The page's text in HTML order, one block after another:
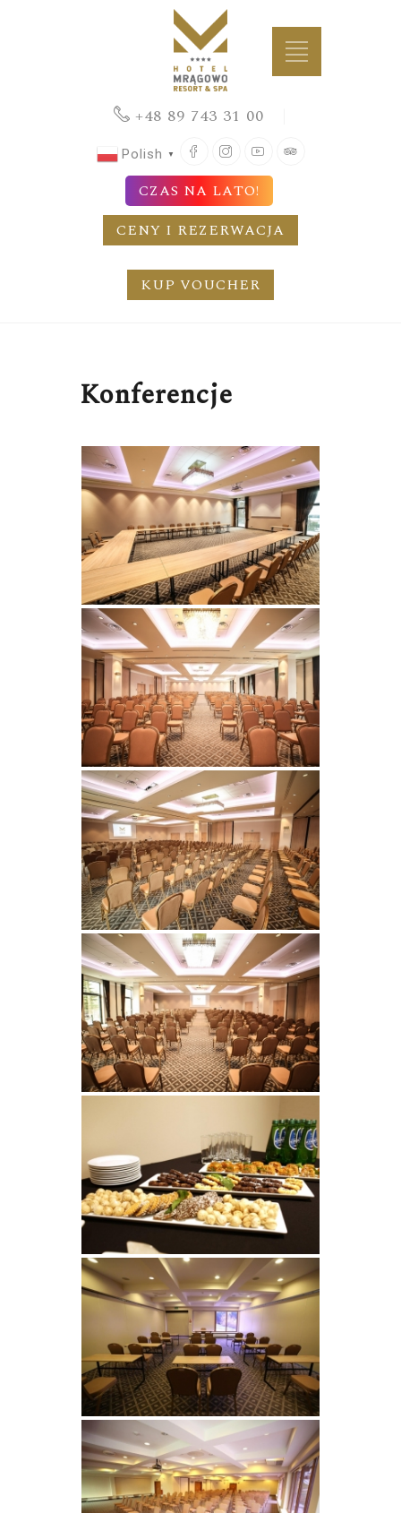
+48 89 743 31 00
Polish ▼ FacebookInstagramYouTube
CZAS NA LATO!
CENY I REZERWACJA
KUP VOUCHER
Konferencje